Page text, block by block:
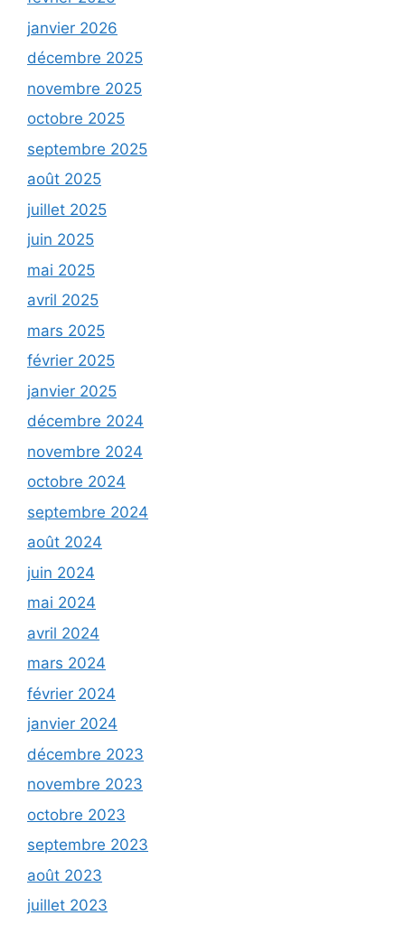
janvier 2026
décembre 2025
novembre 2025
octobre 2025
septembre 2025
août 2025
juillet 2025
juin 2025
mai 2025
avril 2025
mars 2025
février 2025
janvier 2025
décembre 2024
novembre 2024
octobre 2024
septembre 2024
août 2024
juin 2024
mai 2024
avril 2024
mars 2024
février 2024
janvier 2024
décembre 2023
novembre 2023
octobre 2023
septembre 2023
août 2023
juillet 2023